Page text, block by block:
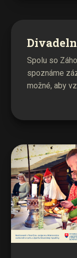
Spolu so
spoznáme
možné, aby